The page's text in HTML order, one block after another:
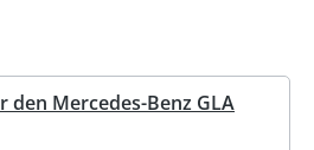
den Mercedes-Benz GLA